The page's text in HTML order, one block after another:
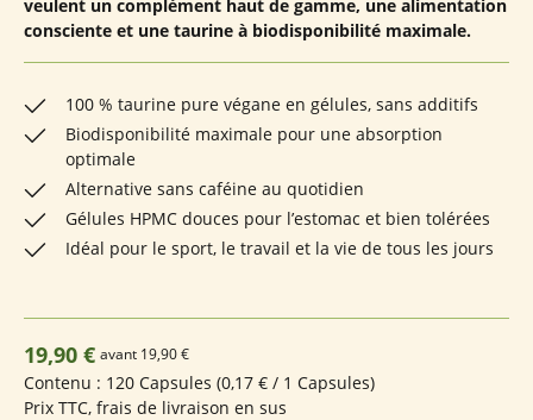
veulent un complément haut de gamme, une alimentation
consciente et une taurine à biodisponibilité maximale.
100 % taurine pure végane en gélules, sans additifs
Biodisponibilité maximale pour une absorption
optimale
Alternative sans caféine au quotidien
Gélules HPMC douces pour l’estomac et bien tolérées
Idéal pour le sport, le travail et la vie de tous les jours
Prix régulier :
19,90 € avant 19,90 €
Contenu : 120 Capsules (0,17 € / 1 Capsules)
Prix TTC, frais de livraison en sus